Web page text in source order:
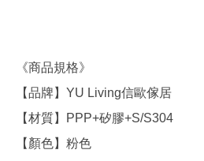
《商品規格》
【品牌】YU Living信歐傢居
【材質】PPP+矽膠+S/S304
【顏色】粉色